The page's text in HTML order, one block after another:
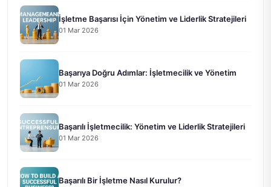
İşletme Başarısı İçin Yönetim ve Liderlik Stratejileri
01 Mar 2026
Başarıya Doğru Adımlar: İşletmecilik ve Yönetim
01 Mar 2026
Başarılı İşletmecilik: Yönetim ve Liderlik Stratejileri
01 Mar 2026
Başarılı Bir İşletme Nasıl Kurulur?